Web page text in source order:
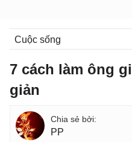
Cuộc sống
7 cách làm ông
giản
PP